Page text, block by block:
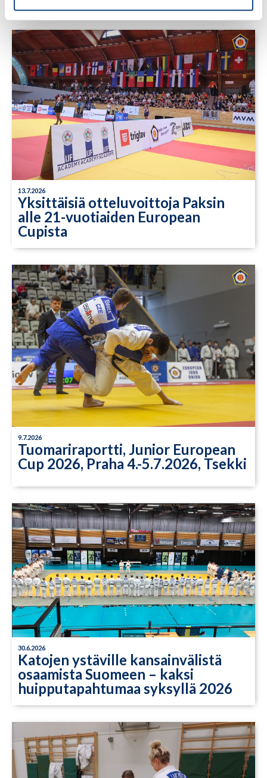
13.7.2026
Yksittäisiä otteluvoittoja Paksin
alle 21-vuotiaiden European
Cupista
9.7.2026
Tuomariraportti, Junior European
Cup 2026, Praha 4.-5.7.2026, Tsekki
30.6.2026
Katojen ystäville kansainvälistä
osaamista Suomeen – kaksi
huipputapahtumaa syksyllä 2026